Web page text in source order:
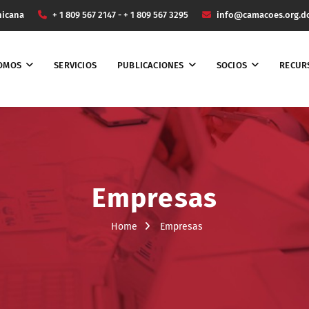
+ 1 809 567 2147 - + 1 809 567 3295
SERVICIOS PUBLICACIONES SOCIOS
Empresas
Home Empresas